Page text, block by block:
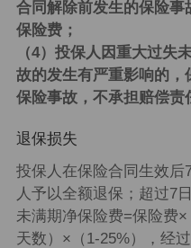
合同解除前发生的保险
保险费；
（4）投保人因重大过失
故的发生有严重影响的
保险事故，不承担赔偿责
退保损失
投保人在保险合同生效后
人予以全额退保；超过7
未满期净保险费=保险费
天数）×（1-25%），经